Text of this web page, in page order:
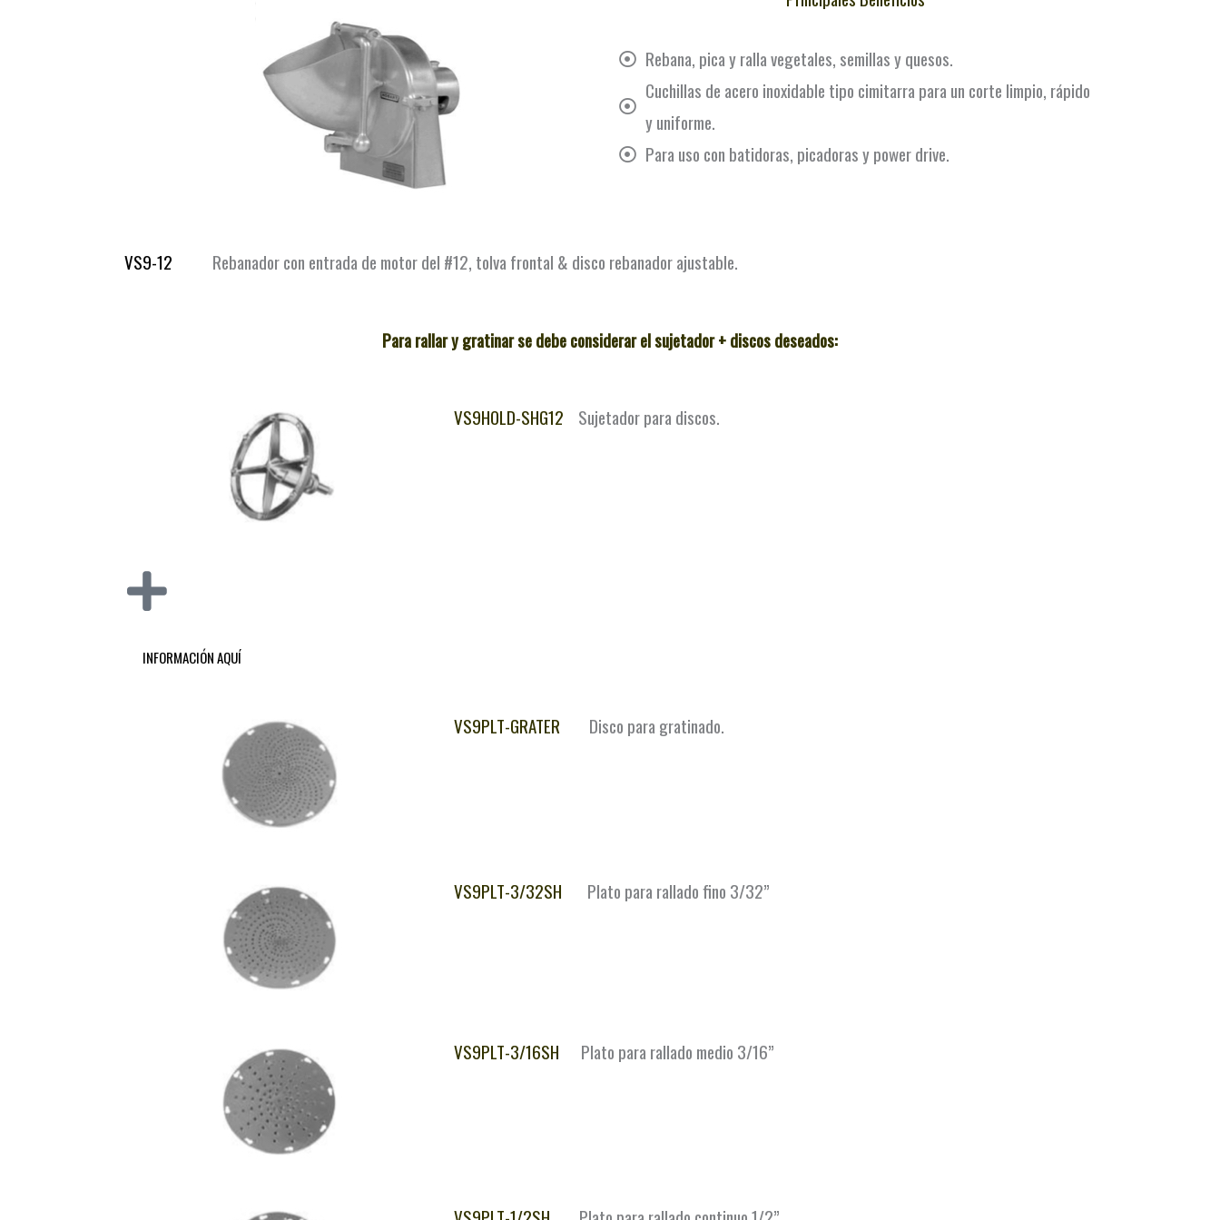
Rebana, pica y ralla vegetales, semillas y quesos.
Cuchillas de acero inoxidable tipo cimitarra para un corte limpio, rápido
y uniforme.
Para uso con batidoras, picadoras y power drive.
VS9-12 Rebanador con entrada de motor del #12, tolva frontal & disco rebanador ajustable.
Para rallar y gratinar se debe considerar el sujetador + discos deseados:
VS9HOLD-SHG12 Sujetador para discos.
INFORMACIÓN AQUÍ
VS9PLT-GRATER Disco para gratinado.
VS9PLT-3/32SH Plato para rallado fino 3/32”
VS9PLT-3/16SH Plato para rallado medio 3/16”